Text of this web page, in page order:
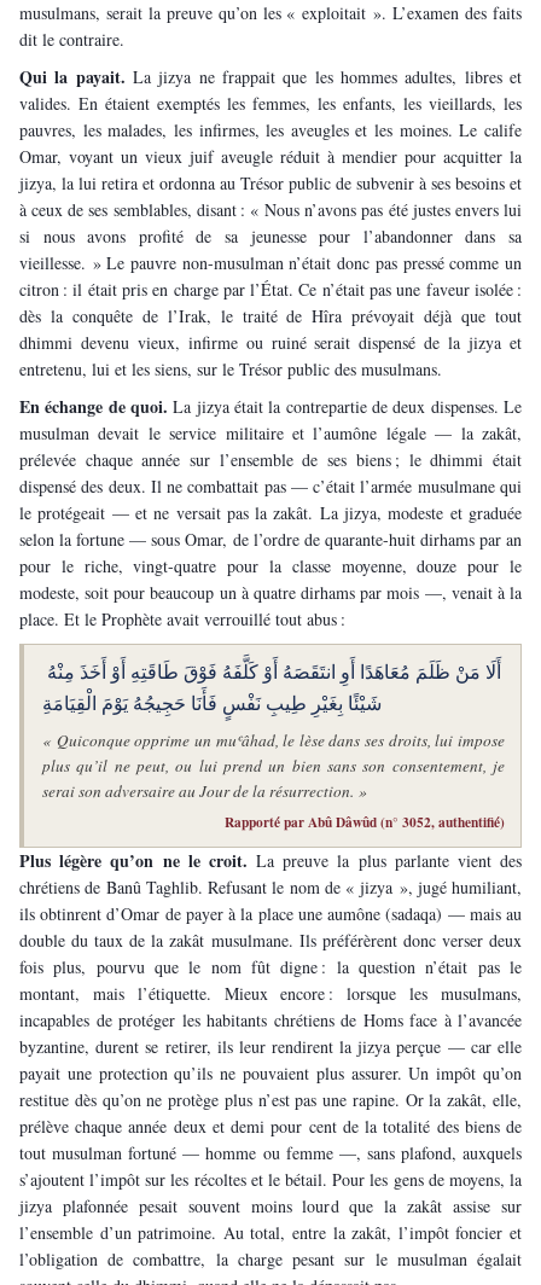
musulmans, serait la preuve qu’on les « exploitait ». L’examen des faits
dit le contraire.
Qui la payait. La jizya ne frappait que les hommes adultes, libres et
valides. En étaient exemptés les femmes, les enfants, les vieillards, les
pauvres, les malades, les infirmes, les aveugles et les moines. Le calife
Omar, voyant un vieux juif aveugle réduit à mendier pour acquitter la
jizya, la lui retira et ordonna au Trésor public de subvenir à ses besoins et
à ceux de ses semblables, disant : « Nous n’avons pas été justes envers lui
si nous avons profité de sa jeunesse pour l’abandonner dans sa
vieillesse. » Le pauvre non-musulman n’était donc pas pressé comme un
citron : il était pris en charge par l’État. Ce n’était pas une faveur isolée :
dès la conquête de l’Irak, le traité de Hîra prévoyait déjà que tout
dhimmi devenu vieux, infirme ou ruiné serait dispensé de la jizya et
entretenu, lui et les siens, sur le Trésor public des musulmans.
En échange de quoi. La jizya était la contrepartie de deux dispenses. Le
musulman devait le service militaire et l’aumône légale — la zakât,
prélevée chaque année sur l’ensemble de ses biens ; le dhimmi était
dispensé des deux. Il ne combattait pas — c’était l’armée musulmane qui
le protégeait — et ne versait pas la zakât. La jizya, modeste et graduée
selon la fortune — sous Omar, de l’ordre de quarante-huit dirhams par an
pour le riche, vingt-quatre pour la classe moyenne, douze pour le
modeste, soit pour beaucoup un à quatre dirhams par mois —, venait à la
place. Et le Prophète avait verrouillé tout abus :
شَيْئًا بِغَيْرِ طِيبِ نَفْسٍ فَأَنَا حَجِيجُهُ يَوْمَ الْقِيَامَةِ
« Quiconque opprime un muʿâhad, le lèse dans ses droits, lui impose
plus qu’il ne peut, ou lui prend un bien sans son consentement, je
serai son adversaire au Jour de la résurrection. »
Rapporté par Abû Dâwûd (n° 3052, authentifié)
Plus légère qu’on ne le croit. La preuve la plus parlante vient des
chrétiens de Banû Taghlib. Refusant le nom de « jizya », jugé humiliant,
ils obtinrent d’Omar de payer à la place une aumône (sadaqa) — mais au
double du taux de la zakât musulmane. Ils préférèrent donc verser deux
fois plus, pourvu que le nom fût digne : la question n’était pas le
montant, mais l’étiquette. Mieux encore : lorsque les musulmans,
incapables de protéger les habitants chrétiens de Homs face à l’avancée
byzantine, durent se retirer, ils leur rendirent la jizya perçue — car elle
payait une protection qu’ils ne pouvaient plus assurer. Un impôt qu’on
restitue dès qu’on ne protège plus n’est pas une rapine. Or la zakât, elle,
prélève chaque année deux et demi pour cent de la totalité des biens de
tout musulman fortuné — homme ou femme —, sans plafond, auxquels
s’ajoutent l’impôt sur les récoltes et le bétail. Pour les gens de moyens, la
jizya plafonnée pesait souvent moins lourd que la zakât assise sur
l’ensemble d’un patrimoine. Au total, entre la zakât, l’impôt foncier et
l’obligation de combattre, la charge pesant sur le musulman égalait